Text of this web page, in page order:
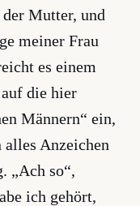
Mutter, und
meiner Frau
es einem
die hier
Männern“ ein,
alles Anzeichen
„Ach so“,
ich gehört,